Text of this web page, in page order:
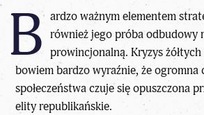
B ardzo ważnym elementem
również jego próbaodbudowy
prowincjonalną. Kryzys
bowiem bardzo wyraźnie, że ogromna
społeczeństwa czuje się opuszczona
elity republikańskie.